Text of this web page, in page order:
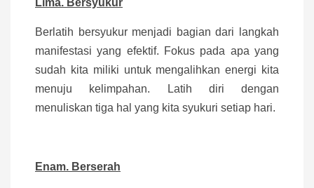
Berlatih bersyukur menjadi bagian dari langkah
manifestasi yang efektif. Fokus pada apa yang
sudah kita miliki untuk mengalihkan energi kita
menuju kelimpahan. Latih diri dengan
menuliskan tiga hal yang kita syukuri setiap hari.
Enam. Berserah